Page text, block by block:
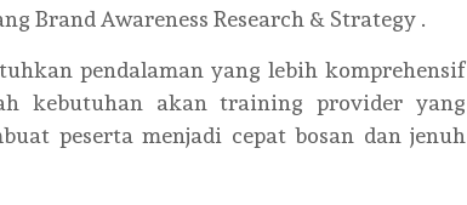
Brand Awareness Research & Strategy .
pendalaman yang lebih komprehensif
kebutuhan akan training provider yang
peserta menjadi cepat bosan dan jenuh